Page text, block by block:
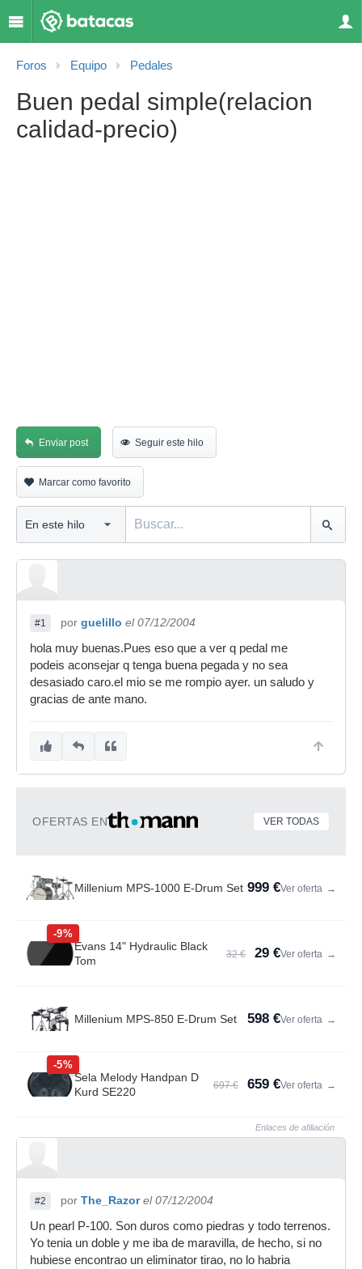
Foros Equipo Pedales
Buen pedal simple(relacion
calidad-precio)
Enviar post Seguir este hilo
Marcar como favorito
#1 por guelillo el 07/12/2004
hola muy buenas.Pues eso que a ver q pedal me
podeis aconsejar q tenga buena pegada y no sea
desasiado caro.el mio se me rompio ayer. un saludo y
gracias de ante mano.
OFERTAS EN VER TODAS
Millenium MPS-1000 E-Drum Set 999 €Ver oferta →
-9%
Evans 14" Hydraulic Black
Tom
32 € 29 €Ver oferta →
Millenium MPS-850 E-Drum Set 598 €Ver oferta →
-5%
Sela Melody Handpan D
Kurd SE220
697 € 659 €Ver oferta →
Enlaces de afiliación
#2 por The_Razor el 07/12/2004
Un pearl P-100. Son duros como piedras y todo terrenos.
Yo tenia un doble y me iba de maravilla, de hecho, si no
hubiese encontrao un eliminator tirao, no lo habria